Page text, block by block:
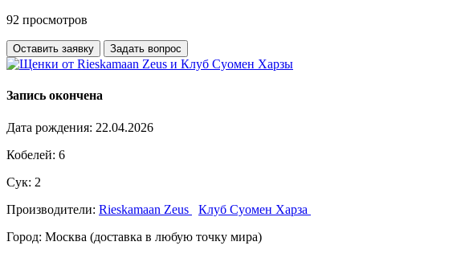
92 просмотров
Оставить заявку Задать вопрос
Запись окончена
Дата рождения: 22.04.2026
Кобелей: 6
Сук: 2
Производители: Rieskamaan Zeus
Клуб Суомен Харза
Город: Москва (доставка в любую точку мира)